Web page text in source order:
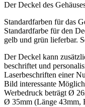
Der Deckel des
Standardfarben für das
Standardfarbe für den
gelb und grün lieferbar.
Der Deckel kann
beschriftet und
Laserbeschriften einer
Bild interessante
Werbedruck beträgt Ø
Ø 35mm (Länge 43mm,